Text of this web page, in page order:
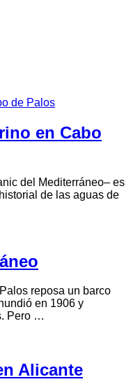
en Cabo
del Mediterráneo– es
de las aguas de
reposa un barco
en 1906 y
Pero …
Alicante